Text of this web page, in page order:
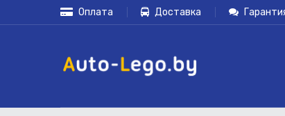
Оплата Доставка